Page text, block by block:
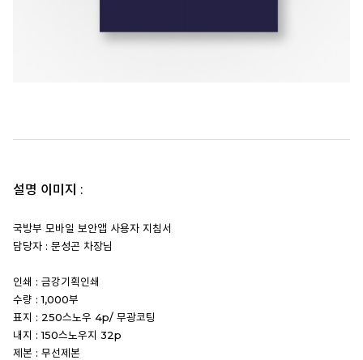
설명 이미지 :
국방부 모바일 보안앱 사용자 지침서
담당자 : 문성곤 차장님
인쇄 : 금강기획인쇄
수량 : 1,000부
표지 : 250스노우 4p/ 무광코팅
내지 : 150스노우지 32p
제본 : 무선제본